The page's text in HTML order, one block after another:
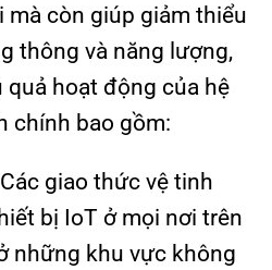
mà còn giúp giảm thiểu
thông và năng lượng,
hoạt động của hệ
chính bao gồm:
giao thức vệ tinh
bị IoT ở mọi nơi trên
những khu vực không